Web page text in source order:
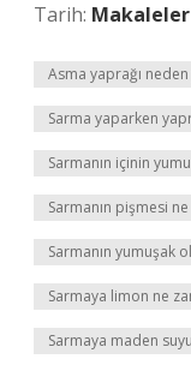
Tarih: Makaleler
Asma yaprağı
Sarma yaparken
Sarmanın içinin
Sarmanın pişmesi
Sarmanın yumuşak
Sarmaya limon ne
Sarmaya maden